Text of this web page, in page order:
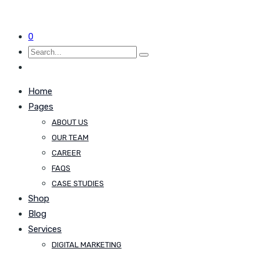
0
Home
Pages
ABOUT US
OUR TEAM
CAREER
FAQS
CASE STUDIES
Shop
Blog
Services
DIGITAL MARKETING